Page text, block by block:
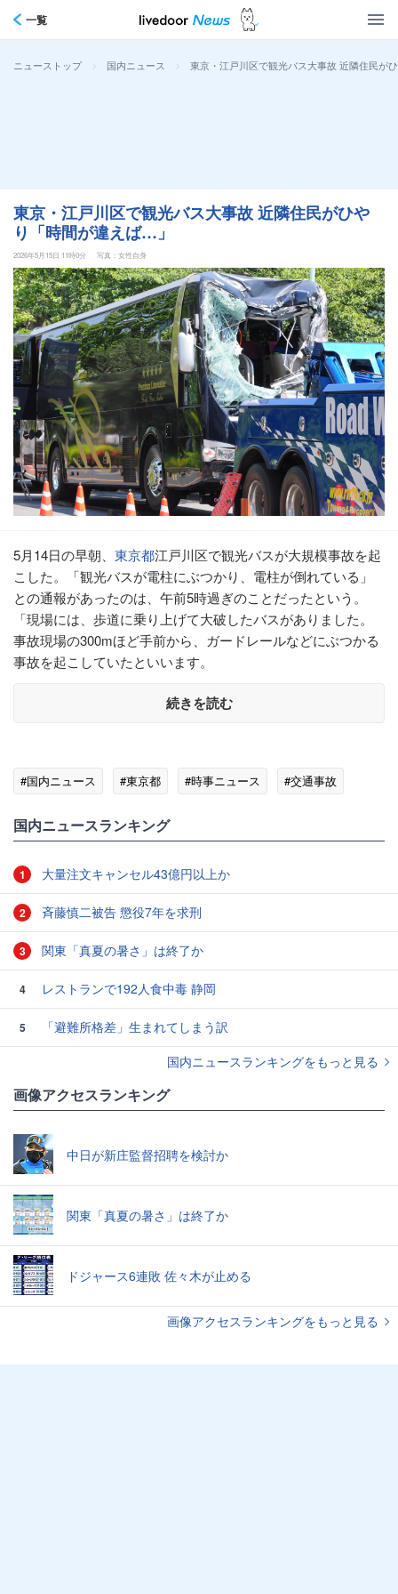
一覧
ニューストップ > 国内ニュース > 東京・江戸川区で観光バス大事故 近隣住民が
東京・江戸川区で観光バス大事故 近隣住民がひや
り「時間が違えば…」
2026年5月15日 11時0分 写真：女性自身
5月14日の早朝、 東京都江戸川区で観光バスが大規模事故を起
こした。「観光バスが電柱にぶつかり、電柱が倒れている」
との通報があったのは、午前5時過ぎのことだったという。
「現場には、歩道に乗り上げて大破したバスがありました。
事故現場の300mほど手前から、ガードレールなどにぶつかる
事故を起こしていたといいます。
続きを読む
#国内ニュース #東京都 #時事ニュース #交通事故
国内ニュースランキング
1 大量注文キャンセル43億円以上か
2 斉藤慎二被告 懲役7年を求刑
3 関東「真夏の暑さ」は終了か
4 レストランで192人食中毒 静岡
5
「避難所格差」生まれてしまう訳
国内ニュースランキングをもっと見る
画像アクセスランキング
中日が新庄監督招聘を検討か
関東「真夏の暑さ」は終了か
ドジャース6連敗 佐々木が止める
画像アクセスランキングをもっと見る